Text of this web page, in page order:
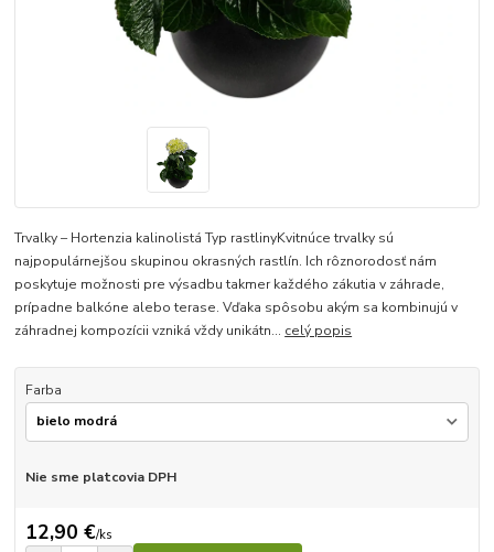
Trvalky – Hortenzia kalinolistá Typ rastlinyKvitnúce trvalky sú
najpopulárnejšou skupinou okrasných rastlín. Ich rôznorodosť nám
poskytuje možnosti pre výsadbu takmer každého zákutia v záhrade,
prípadne balkóne alebo terase. Vďaka spôsobu akým sa kombinujú v
záhradnej kompozícii vzniká vždy unikátn... celý popis
Farba
Nie sme platcovia DPH
12,90 €/ks